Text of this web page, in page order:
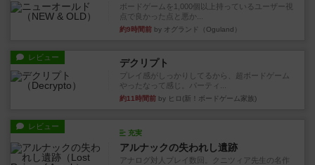
ボードゲームを1,000個以上持っているユーザー視
点で良かった点と悪か...
約9時間前 by オグランド（Oguland）
レビュー デクリプト
プレイ感がしっかりしてるから、超ボードゲーム
やったなって感じ。パーティ...
約11時間前 by ヒロ(新！ボードゲーム家族)
レビュー
充実
アルナックの失われし遺跡
アナログ対人プレイ数回。クニツィア先生の名作